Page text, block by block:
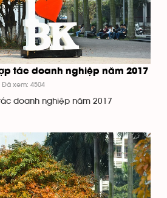
tác doanh nghiệp năm 2017
Đã xem: 4504
doanh nghiệp năm 2017